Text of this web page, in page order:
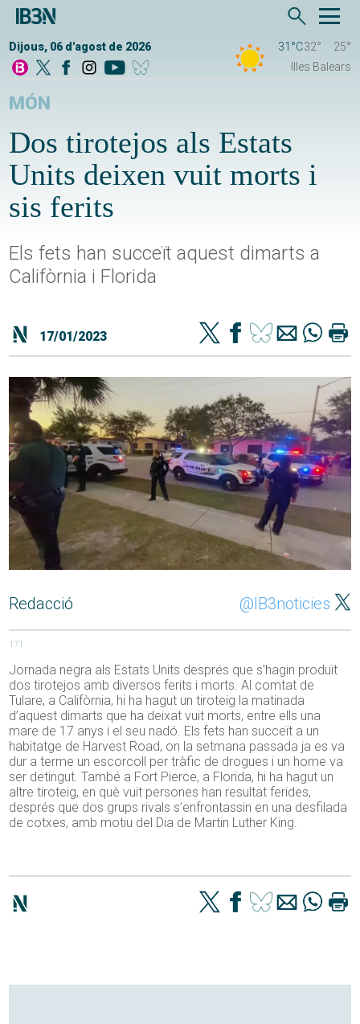
Dijous, 06 d'agost de 2026 31°C32°
25°
Illes Balears
MÓN
Dos tirotejos als Estats
Units deixen vuit morts i
sis ferits
Els fets han succeït aquest dimarts a
Califòrnia i Florida
17/01/2023
Redacció @IB3noticies
171
Jornada negra als Estats Units després que s’hagin produït
dos tirotejos amb diversos ferits i morts. Al comtat de
Tulare, a Califòrnia, hi ha hagut un tiroteig la matinada
d’aquest dimarts que ha deixat vuit morts, entre ells una
mare de 17 anys i el seu nadó. Els fets han succeït a un
habitatge de Harvest Road, on la setmana passada ja es va
dur a terme un escorcoll per tràfic de drogues i un home va
ser detingut. També a Fort Pierce, a Florida, hi ha hagut un
altre tiroteig, en què vuit persones han resultat ferides,
després que dos grups rivals s’enfrontassin en una desfilada
de cotxes, amb motiu del Dia de Martin Luther King.